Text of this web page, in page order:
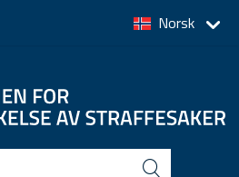
to
to
Norsk